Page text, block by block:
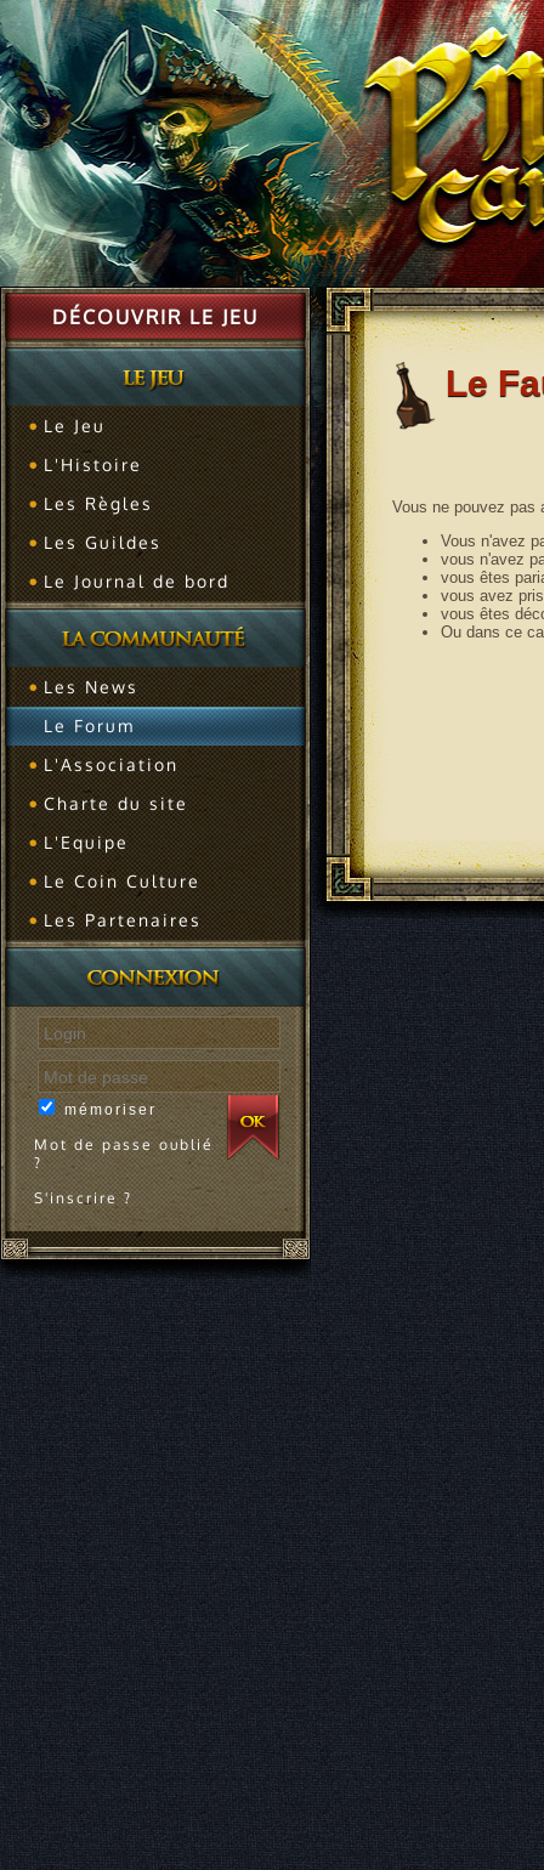
DÉCOUVRIR LE JEU
Le Jeu
L'Histoire
Les Règles
Les Guildes
Le Journal de bord
Les News
Le Forum
L'Association
Charte du site
L'Equipe
Le Coin Culture
Les Partenaires
mémoriser
Mot de passe oublié
?
S'inscrire ?
Le
Vous ne pouvez pas
Vous n'avez
vous n'avez
vous êtes
vous avez
vous êtes
Ou dans ce